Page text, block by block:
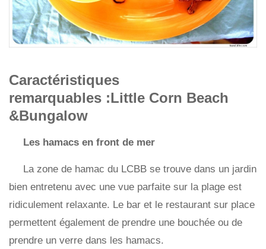
Caractéristiques
remarquables :Little Corn Beach
&Bungalow
Les hamacs en front de mer
La zone de hamac du LCBB se trouve dans un jardin
bien entretenu avec une vue parfaite sur la plage est
ridiculement relaxante. Le bar et le restaurant sur place
permettent également de prendre une bouchée ou de
prendre un verre dans les hamacs.